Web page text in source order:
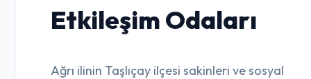
Etkileşim Odaları
Ağrı ilinin Taşlıçay ilçesi sakinleri ve sosyal